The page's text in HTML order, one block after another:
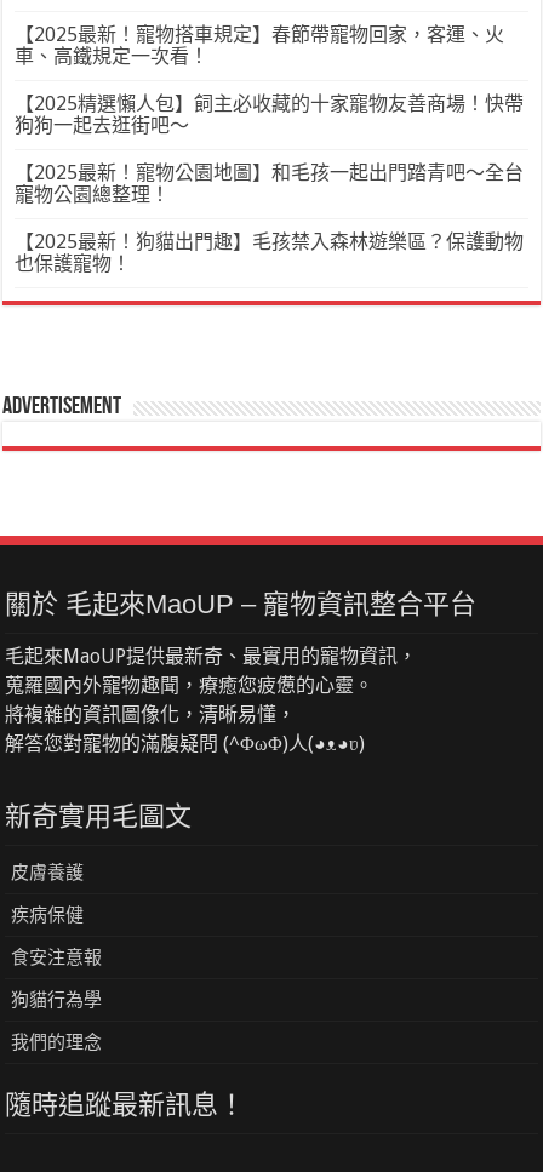
【2025最新！寵物搭車規定】春節帶寵物回家，客運、火
車、高鐵規定一次看！
【2025精選懶人包】飼主必收藏的十家寵物友善商場！快帶
狗狗一起去逛街吧～
【2025最新！寵物公園地圖】和毛孩一起出門踏青吧～全台
寵物公園總整理！
【2025最新！狗貓出門趣】毛孩禁入森林遊樂區？保護動物
也保護寵物！
Advertisement
關於 毛起來MaoUP – 寵物資訊整合平台
毛起來MaoUP提供最新奇、最實用的寵物資訊，
蒐羅國內外寵物趣聞，療癒您疲憊的心靈。
將複雜的資訊圖像化，清晰易懂，
解答您對寵物的滿腹疑問 (^ΦωΦ)人(◕ᴥ◕ʋ)
新奇實用毛圖文
皮膚養護
疾病保健
食安注意報
狗貓行為學
我們的理念
隨時追蹤最新訊息！